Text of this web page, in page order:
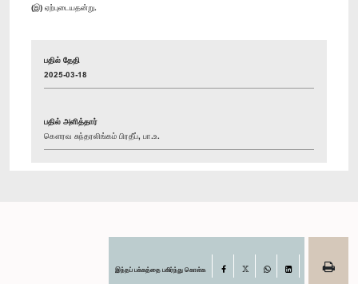
(இ) ஏற்புடையதன்று.
பதில் தேதி
2025-03-18
பதில் அளித்தார்
கௌரவ சுந்தரலிங்கம் பிரதீப், பா.உ.
இந்தப் பக்கத்தை பகிர்ந்து கொள்க Facebook